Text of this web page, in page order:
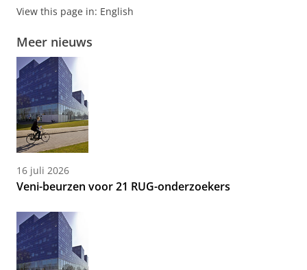
View this page in: English
Meer nieuws
16 juli 2026
Veni-beurzen voor 21 RUG-onderzoekers